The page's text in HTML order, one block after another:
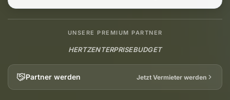
UNSERE PREMIUM PARTNER
HERTZENTERPRISEBUDGET
Partner werden Jetzt Vermieter werden